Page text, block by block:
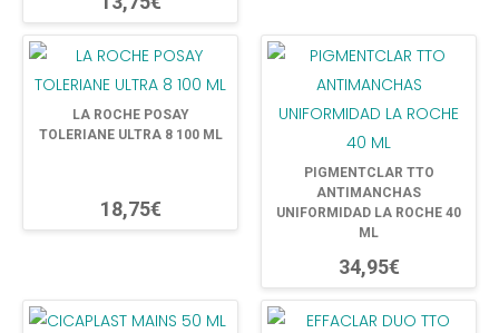
LA ROCHE POSAY
TOLERIANE ULTRA 8 100 ML
18,75€
PIGMENTCLAR TTO
ANTIMANCHAS
UNIFORMIDAD LA ROCHE 40
ML
34,95€